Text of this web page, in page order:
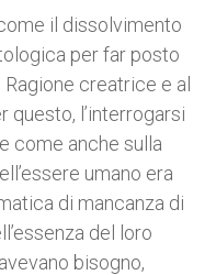
il dissolvimento
per far posto
creatrice e al
questo, l’interrogarsi
come anche sulla
umano era
di mancanza di
del loro
bisogno,